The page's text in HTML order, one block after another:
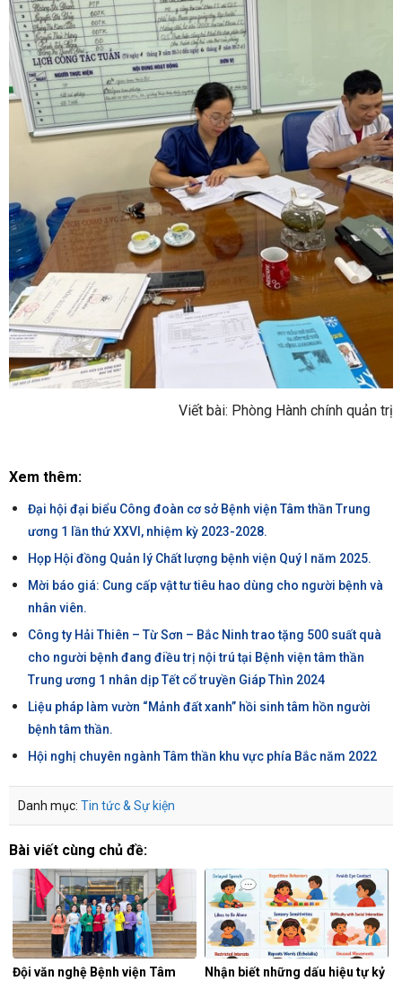
Viết bài: Phòng Hành chính quản trị
Xem thêm:
Đại hội đại biểu Công đoàn cơ sở Bệnh viện Tâm thần Trung
ương 1 lần thứ XXVI, nhiệm kỳ 2023-2028.
Họp Hội đồng Quản lý Chất lượng bệnh viện Quý I năm 2025.
Mời báo giá: Cung cấp vật tư tiêu hao dùng cho người bệnh và
nhân viên.
Công ty Hải Thiên – Từ Sơn – Bắc Ninh trao tặng 500 suất quà
cho người bệnh đang điều trị nội trú tại Bệnh viện tâm thần
Trung ương 1 nhân dịp Tết cổ truyền Giáp Thìn 2024
Liệu pháp làm vườn “Mảnh đất xanh” hồi sinh tâm hồn người
bệnh tâm thần.
Hội nghị chuyên ngành Tâm thần khu vực phía Bắc năm 2022
Danh mục: Tin tức & Sự kiện
Bài viết cùng chủ đề:
Đội văn nghệ Bệnh viện Tâm
Nhận biết những dấu hiệu tự kỷ